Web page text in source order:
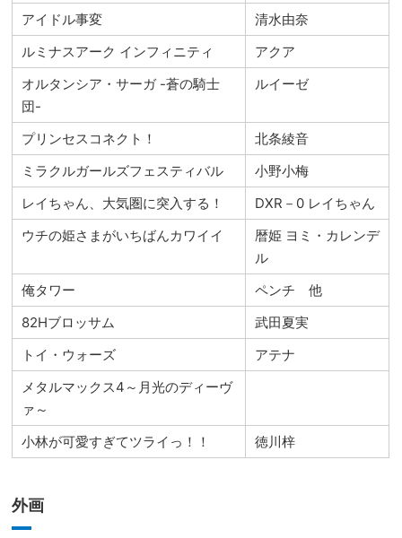
アイドル事変
清水由奈
ルミナスアーク インフィニティ
アクア
オルタンシア・サーガ -蒼の騎士
団-
ルイーゼ
プリンセスコネクト！
北条綾音
ミラクルガールズフェスティバル
小野小梅
レイちゃん、大気圏に突入する！
DXR－0 レイちゃん
ウチの姫さまがいちばんカワイイ
暦姫 ヨミ・カレンデ
ル
俺タワー
ペンチ 他
82Hブロッサム
武田夏実
トイ・ウォーズ
アテナ
メタルマックス4～月光のディーヴ
ァ～
小林が可愛すぎてツライっ！！
徳川梓
外画